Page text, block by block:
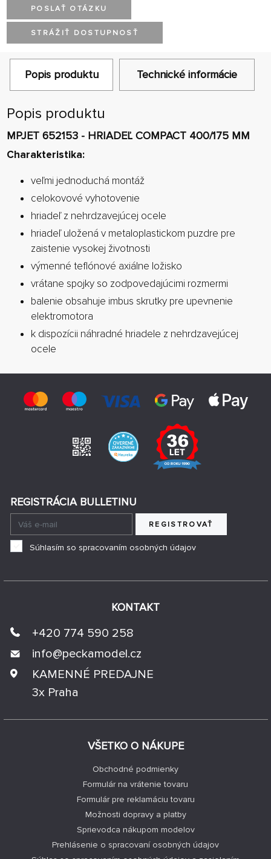
POSLAŤ OTÁZKU
STRÁŽIŤ DOSTUPNOSŤ
Popis produktu Technické informácie
Popis produktu
MPJET 652153 - HRIADEĽ COMPACT 400/175 MM
Charakteristika:
veľmi jednoduchá montáž
celokovové vyhotovenie
hriadeľ z nehrdzavejúcej ocele
hriadeľ uložená v metaloplastickom puzdre pre
zaistenie vysokej životnosti
výmenné teflónové axiálne ložisko
vrátane spojky so zodpovedajúcimi rozmermi
balenie obsahuje imbus skrutky pre upevnenie
elektromotora
k dispozícii náhradné hriadele z nehrdzavejúcej
ocele
VŠETKO O NÁKUPE
Obchodné podmienky
Formulár na vrátenie tovaru
Formulár pre reklamáciu tovaru
Možnosti dopravy a platby
Sprievodca nákupom modelov
Prehlásenie o spracovaní osobných údajov
KONTAKT
+420 774 590 258
info@peckamodel.cz
KAMENNÉ PREDAJNE
3x Praha
REGISTRÁCIA BULLETINU
REGISTROVAŤ
Súhlasím so spracovaním osobných údajov